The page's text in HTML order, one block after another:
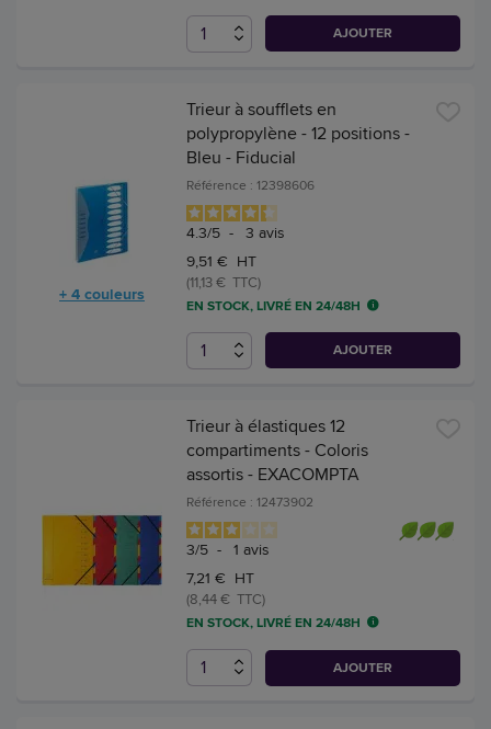
AJOUTER
+ 4 couleurs
Trieur à soufflets en
polypropylène - 12 positions -
Bleu - Fiducial
Référence : 12398606
4.3/5 - 3 avis
9,51 € HT
(11,13 € TTC)
EN STOCK, LIVRÉ EN 24/48H
AJOUTER
Trieur à élastiques 12
compartiments - Coloris
assortis - EXACOMPTA
Référence : 12473902
3/5 - 1 avis
7,21 € HT
(8,44 € TTC)
EN STOCK, LIVRÉ EN 24/48H
AJOUTER